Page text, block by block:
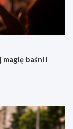
baśni i